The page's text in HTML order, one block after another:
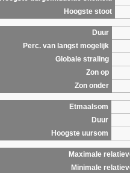
Hoogste stoot
Duur
Perc. van langst mogelijk
Globale straling
Zon op
Zon onder
Etmaalsom
Duur
Hoogste uursom
Maximale
Minimale